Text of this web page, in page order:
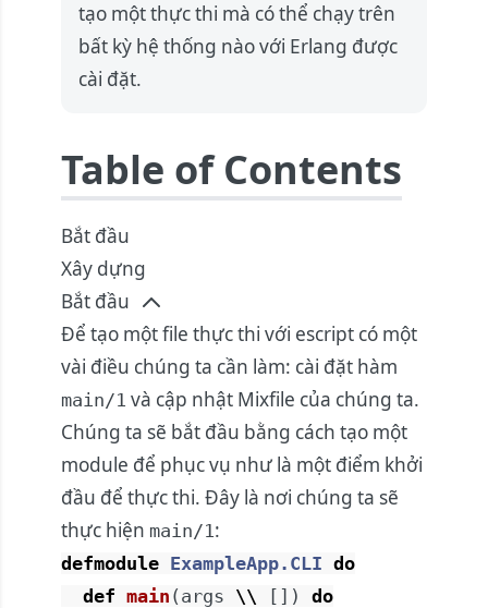
tạo một thực thi mà có thể chạy trên
bất kỳ hệ thống nào với Erlang được
cài đặt.
Table of Contents
Bắt đầu
Xây dựng
Bắt đầu
Để tạo một file thực thi với escript có một
vài điều chúng ta cần làm: cài đặt hàm
main/1 và cập nhật Mixfile của chúng ta.
Chúng ta sẽ bắt đầu bằng cách tạo một
module để phục vụ như là một điểm khởi
đầu để thực thi. Đây là nơi chúng ta sẽ
thực hiện main/1:
defmodule ExampleApp.CLI do
def main ( args \\ [ ] )
do